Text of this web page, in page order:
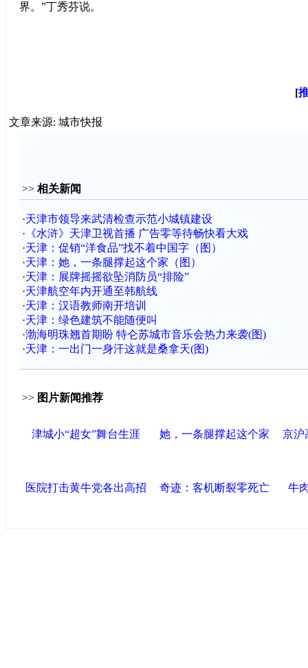
界。”丁秀芬说。
[
文章来源: 城市快报
>> 相关新闻
·天津市领导来武清检查示范小城镇建设
· 《水浒》天津卫视首播 广告零等待畅快看大戏
·天津：促销“洋食品”找不着中国字（图）
·天津：她，一条腿撑起这个家（图）
·天津：展牌摇摇欲坠消防员“排险”
·天津航空年内开通至韩航线
·天津：汉语教师南开培训
·天津：绿色建筑不能随便叫
·渤海明珠翘首期盼 特仑苏城市音乐会热力来袭(图)
·天津：一出门一身汗这就是桑拿天(图)
>> 图片新闻推荐
津城小“超女”舞台生涯 她，一条腿撑起这个家 京沪
医院打击黄牛党各出高招 奇迹：客机断裂零死亡 牛